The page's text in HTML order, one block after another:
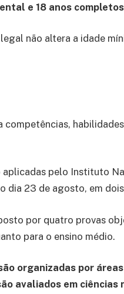
e 18 anos
não altera a idade
competências,
aplicadas pelo Instituto
dia 23 de agosto, em
por quatro provas
para o ensino médio.
organizadas por
avaliados em